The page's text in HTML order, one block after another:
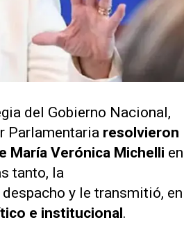
del Gobierno Nacional,
Parlamentaria resolvieron
María Verónica Michelli en
tanto, la
y le transmitió, en
e institucional.